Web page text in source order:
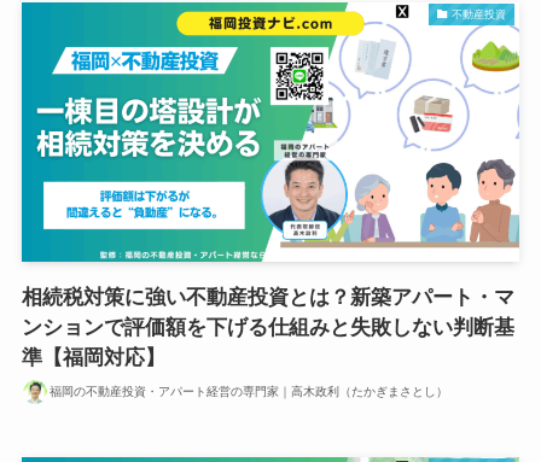
不動産投資
相続税対策に強い不動産投資とは？新築アパート・マ
ンションで評価額を下げる仕組みと失敗しない判断基
準【福岡対応】
福岡の不動産投資・アパート経営の専門家｜高木政利（たかぎまさとし）